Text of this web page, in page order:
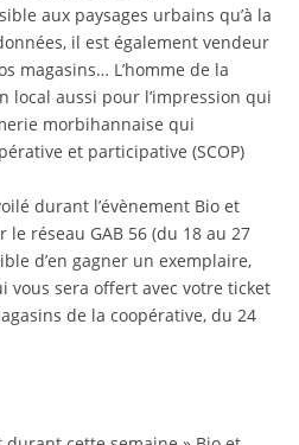
aux paysages urbains qu’à la
il est également vendeur
magasins… L’homme de la
local aussi pour l’impression qui
morbihannaise qui
et participative (SCOP)
durant l’évènement Bio et
le réseau GAB 56 (du 18 au 27
d’en gagner un exemplaire,
vous sera offert avec votre ticket
de la coopérative, du 24